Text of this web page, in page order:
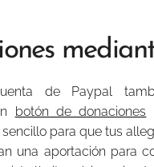
de Paypal
botón de donaciones
para que tus
una aportación para